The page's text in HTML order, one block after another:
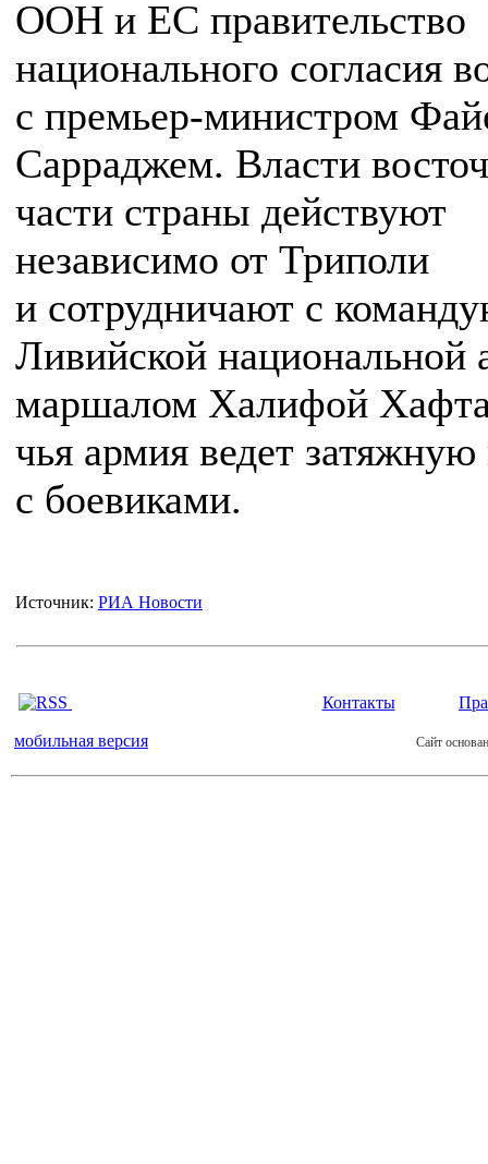
ООН и ЕС правительство
национального согласия
с премьер-министром
Сарраджем. Власти
части страны действуют
независимо от Триполи
и сотрудничают с
Ливийской национальной
маршалом Халифой
чья армия ведет
с боевиками.
Источник: РИА Новости
Контакты
мобильная версия Сайт